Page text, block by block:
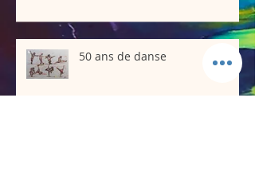
50 ans de danse